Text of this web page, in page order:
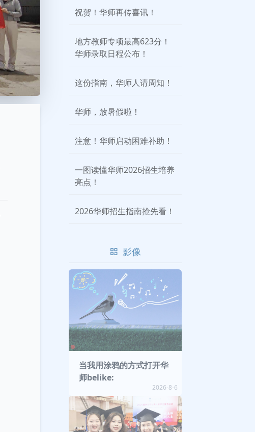
祝贺！华师再传喜讯！
地方教师专项最高623分！
华师录取日程公布！
这份指南，华师人请周知！
华师，放暑假啦！
注意！华师启动困难补助！
一图读懂华师2026招生培养
亮点！
2026华师招生指南抢先看！
影像
当我用涂鸦的方式打开华
师belike:
2026-8-6